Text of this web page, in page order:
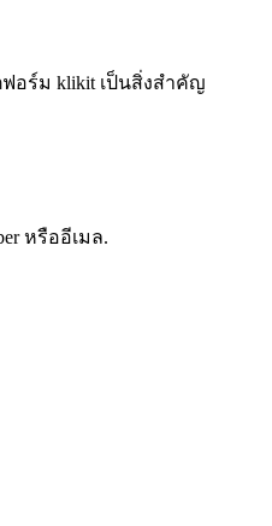
อร์ม klikit เป็นสิ่งสำคัญ
หรืออีเมล.